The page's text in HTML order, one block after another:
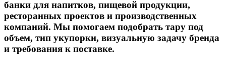
банки для напитков, пищевой продукции,
ресторанных проектов и производственных
компаний. Мы помогаем подобрать тару под
объем, тип укупорки, визуальную задачу бренда
и требования к поставке.